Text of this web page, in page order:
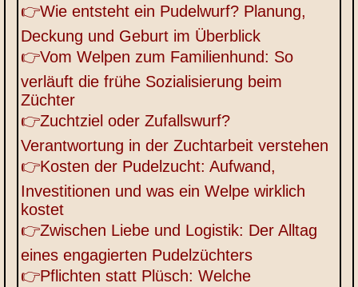
👉Wie entsteht ein Pudelwurf? Planung,
Deckung und Geburt im Überblick
👉Vom Welpen zum Familienhund: So
verläuft die frühe Sozialisierung beim
Züchter
👉Zuchtziel oder Zufallswurf?
Verantwortung in der Zuchtarbeit verstehen
👉Kosten der Pudelzucht: Aufwand,
Investitionen und was ein Welpe wirklich
kostet
👉Zwischen Liebe und Logistik: Der Alltag
eines engagierten Pudelzüchters
👉Pflichten statt Plüsch: Welche